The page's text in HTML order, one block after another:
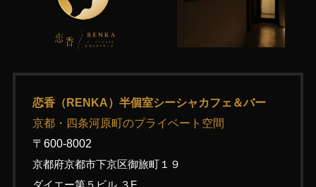
恋香（RENKA）半個室シーシャカフェ＆バー
京都・四条河原町のプライベート空間
〒600-8002
京都府京都市下京区御旅町１９